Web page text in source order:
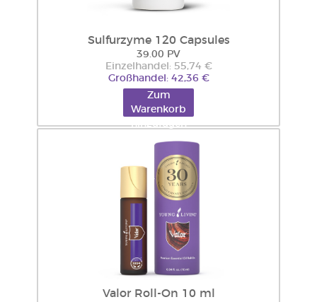
Sulfurzyme 120 Capsules
39.00 PV
Einzelhandel: 55,74 €
Großhandel: 42,36 €
Zum
Warenkorb
hinzufügen
Valor Roll-On 10 ml